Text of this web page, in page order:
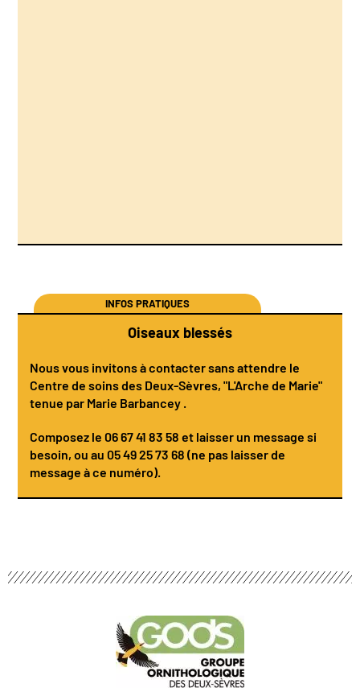
INFOS PRATIQUES
Oiseaux blessés
Nous vous invitons à contacter sans attendre le
Centre de soins des Deux-Sèvres, "L'Arche de Marie"
tenue par Marie Barbancey .
Composez le06 67 41 83 58 et laisser un message si
besoin, ou au 05 49 25 73 68 (ne pas laisser de
message à ce numéro).